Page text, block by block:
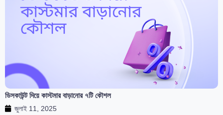
ডিসকাউন্ট দিয়ে কাস্টমার বাড়ানোর ৭টি কৌশল
জুলাই 11, 2025